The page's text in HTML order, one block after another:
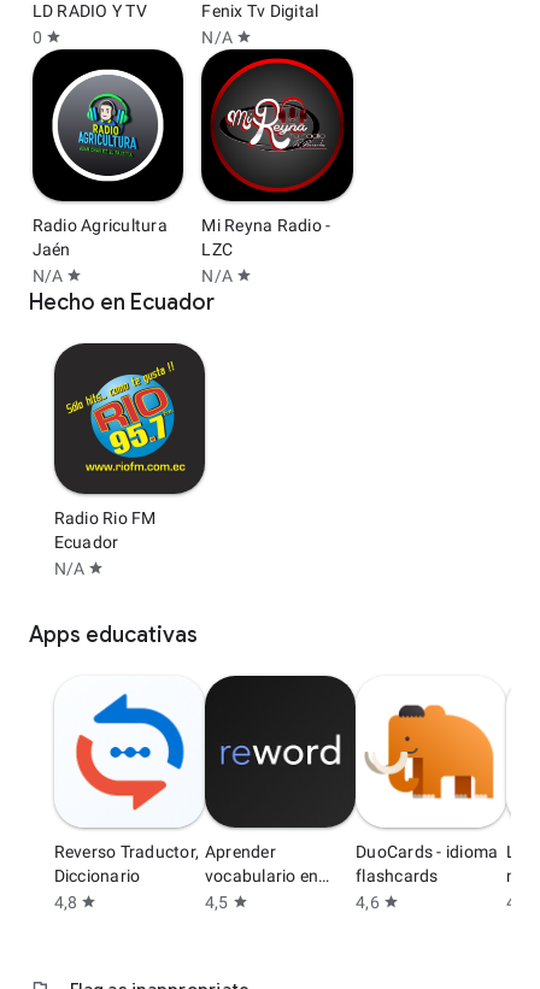
LD RADIO Y TV
0 star
Fenix Tv Digital
N/A star
Radio Agricultura
Jaén
N/A star
Mi Reyna Radio -
LZC
N/A star
Hecho en Ecuador
Radio Rio FM
Ecuador
N/A star
Apps educativas
Reverso Traductor,
Diccionario
4,8 star
Aprender
vocabulario en
Inglés
4,5 star
DuoCards - idioma
flashcards
4,6 star
min
4,6